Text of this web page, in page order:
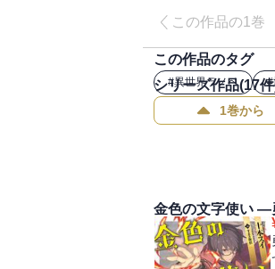
この作品の1巻
この作品のタグ
#異世界ラノベ #
シリーズ作品(17
1巻から
金色の文字使い ―